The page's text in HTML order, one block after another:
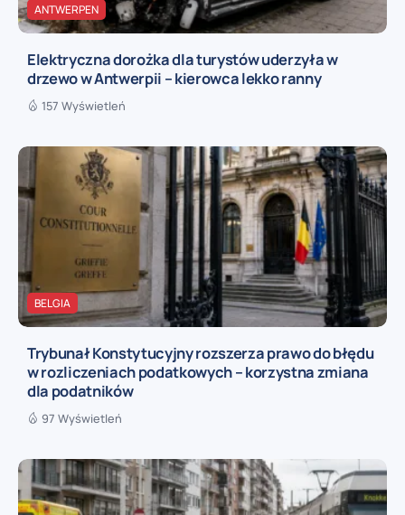
ANTWERPEN
Elektryczna dorożka dla turystów uderzyła w
drzewo w Antwerpii – kierowca lekko ranny
157 Wyświetleń
BELGIA
Trybunał Konstytucyjny rozszerza prawo do błędu
w rozliczeniach podatkowych – korzystna zmiana
dla podatników
97 Wyświetleń